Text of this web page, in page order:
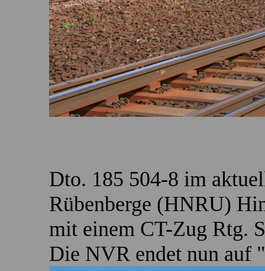
Dto. 185 504-8 im
Rübenberge (HNRU)
mit einem CT-Zug Rtg.
Die NVR endet nun auf